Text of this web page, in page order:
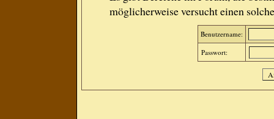
möglicherweise versucht einen
Benutzername:
Passwort: